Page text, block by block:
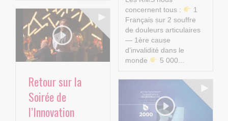
concernent tous :
1
Français sur 2 souffre
de douleurs articulaires
— 1ère cause
d’invalidité dans le
monde
5 000...
Retour sur la
Soirée de
l’Innovation